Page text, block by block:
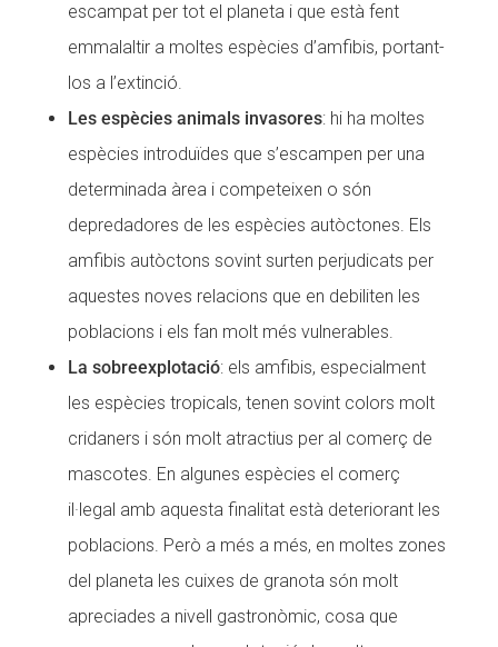
escampat per tot el planeta i que està fent
emmalaltir a moltes espècies d’amfibis, portant-
los a l’extinció.
Les espècies animals invasores: hi ha moltes
espècies introduïdes que s’escampen per una
determinada àrea i competeixen o són
depredadores de les espècies autòctones. Els
amfibis autòctons sovint surten perjudicats per
aquestes noves relacions que en debiliten les
poblacions i els fan molt més vulnerables.
La sobreexplotació: els amfibis, especialment
les espècies tropicals, tenen sovint colors molt
cridaners i són molt atractius per al comerç de
mascotes. En algunes espècies el comerç
il·legal amb aquesta finalitat està deteriorant les
poblacions. Però a més a més, en moltes zones
del planeta les cuixes de granota són molt
apreciades a nivell gastronòmic, cosa que